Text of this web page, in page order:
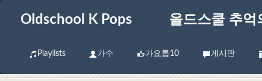
Oldschool K Pops 올드스쿨 추억
Playlists 가수 가요톱10 게시판